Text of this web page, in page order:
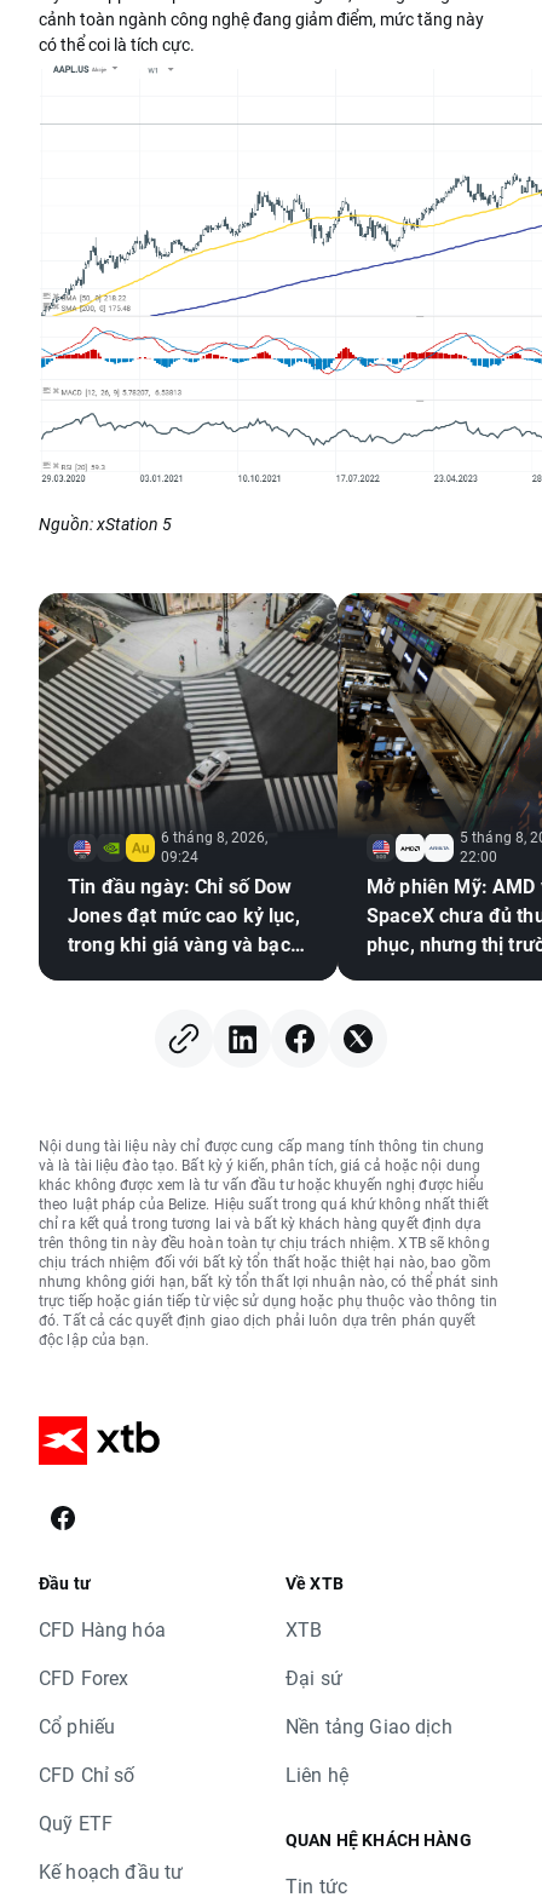
cảnh toàn ngành công nghệ đang giảm điểm, mức tăng này
có thể coi là tích cực.
Nguồn: xStation 5
6 tháng 8, 2026,
09:24
Tin đầu ngày: Chỉ số Dow
Jones đạt mức cao kỷ lục,
trong khi giá vàng và bạc
5 tháng 8,
22:00
Mở phiên Mỹ: AMD
SpaceX chưa đủ
phục, nhưng thị
Nội dung tài liệu này chỉ được cung cấp mang tính thông tin chung
và là tài liệu đào tạo. Bất kỳ ý kiến, phân tích, giá cả hoặc nội dung
khác không được xem là tư vấn đầu tư hoặc khuyến nghị được hiểu
theo luật pháp của Belize. Hiệu suất trong quá khứ không nhất thiết
chỉ ra kết quả trong tương lai và bất kỳ khách hàng quyết định dựa
trên thông tin này đều hoàn toàn tự chịu trách nhiệm. XTB sẽ không
chịu trách nhiệm đối với bất kỳ tổn thất hoặc thiệt hại nào, bao gồm
nhưng không giới hạn, bất kỳ tổn thất lợi nhuận nào, có thể phát sinh
trực tiếp hoặc gián tiếp từ việc sử dụng hoặc phụ thuộc vào thông tin
đó. Tất cả các quyết định giao dịch phải luôn dựa trên phán quyết
độc lập của bạn.
Đầu tư
CFD Hàng hóa
CFD Forex
Cổ phiếu
CFD Chỉ số
Quỹ ETF
Kế hoạch đầu tư
Về XTB
XTB
Đại sứ
Nền tảng Giao dịch
Liên hệ
QUAN HỆ KHÁCH HÀNG
Tin tức